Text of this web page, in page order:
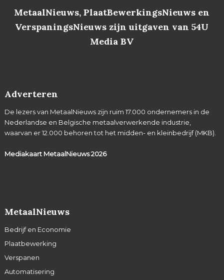
MetaalNieuws, PlaatBewerkingsNieuws en
VerspaningsNieuws zijn uitgaven van 54U
Media BV
Adverteren
De lezers van MetaalNieuws zijn ruim 17.000 ondernemers in de
Nederlandse en Belgische metaalverwerkende industrie,
waarvan er 12.000 behoren tot het midden- en kleinbedrijf (MKB).
Mediakaart MetaalNieuws2026
MetaalNieuws
Bedrijf en Economie
Plaatbewerking
Verspanen
Automatisering